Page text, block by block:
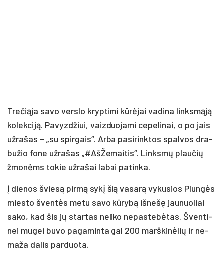
Tre­čią­ja sa­vo vers­lo kryp­ti­mi kū­rė­jai va­di­na links­mą­ją
ko­lek­ci­ją. Pa­vyz­džiui, vaiz­duo­ja­mi ce­pe­li­nai, o po jais
už­ra­šas – „su spir­gais“. Ar­ba pa­si­rink­tos spal­vos dra­
bu­žio fo­ne už­ra­šas „#AšŽemaitis“. Links­mų plau­čių
žmo­nėms to­kie už­ra­šai la­bai pa­tin­ka.
Į die­nos švie­są pir­mą sy­kį šią va­sa­rą vy­ku­sios Plun­gės
mies­to šven­tės me­tu sa­vo kū­ry­bą iš­ne­šę jau­nuo­liai
sa­ko, kad šis jų star­tas ne­li­ko ne­pas­te­bė­tas. Šven­ti­
nei mu­gei bu­vo pa­ga­min­ta gal 200 marš­ki­nė­lių ir ne­
ma­ža da­lis par­duo­ta.